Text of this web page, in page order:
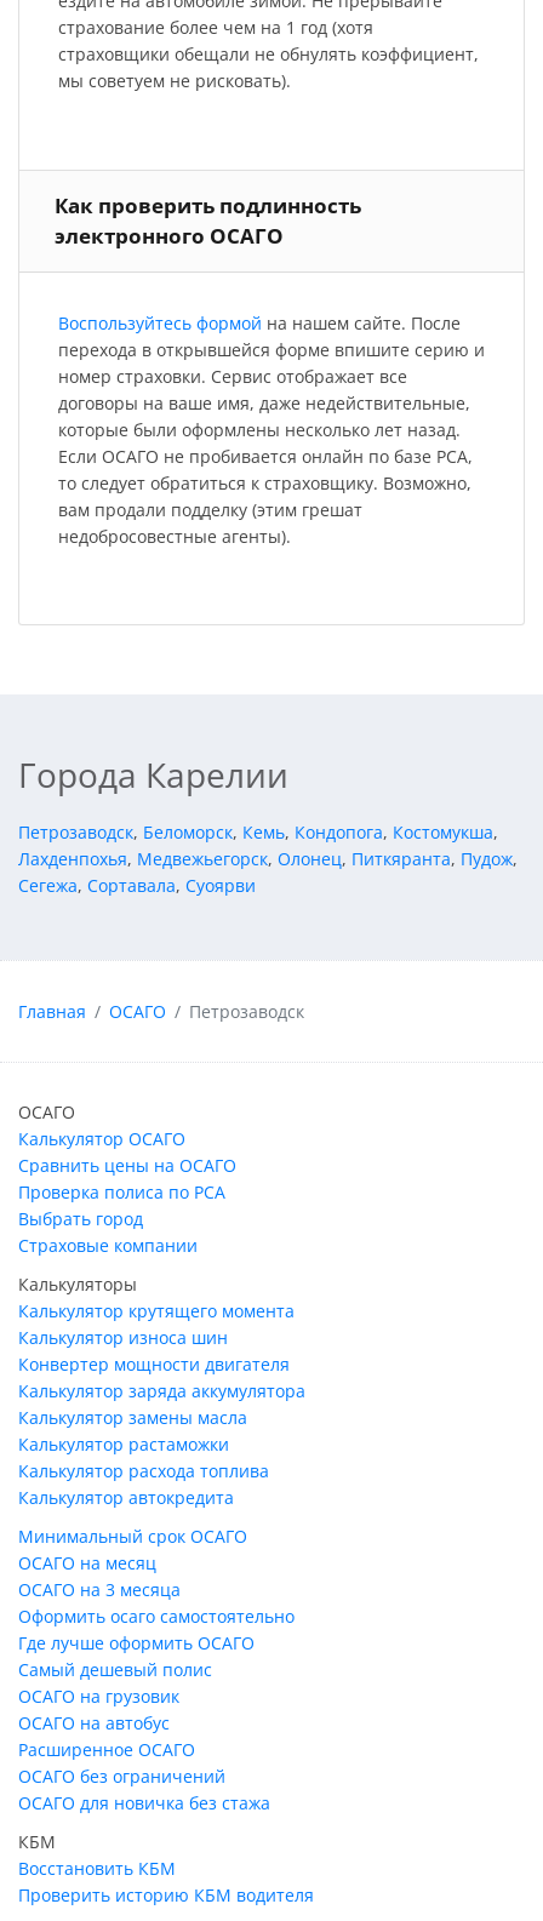
страхование более чем на 1 год (хотя
страховщики обещали не обнулять коэффициент,
мы советуем не рисковать).
Как проверить подлинность
электронного ОСАГО
Воспользуйтесь формой на нашем сайте. После
перехода в открывшейся форме впишите серию и
номер страховки. Сервис отображает все
договоры на ваше имя, даже недействительные,
которые были оформлены несколько лет назад.
Если ОСАГО не пробивается онлайн по базе РСА,
то следует обратиться к страховщику. Возможно,
вам продали подделку (этим грешат
недобросовестные агенты).
Города Карелии
Петрозаводск, Беломорск, Кемь, Кондопога, Костомукша,
Лахденпохья, Медвежьегорск, Олонец, Питкяранта, Пудож,
Сегежа, Сортавала, Суоярви
Главная ОСАГО Петрозаводск
ОСАГО
Калькулятор ОСАГО
Сравнить цены на ОСАГО
Проверка полиса по РСА
Выбрать город
Страховые компании
Калькуляторы
Калькулятор крутящего момента
Калькулятор износа шин
Конвертер мощности двигателя
Калькулятор заряда аккумулятора
Калькулятор замены масла
Калькулятор растаможки
Калькулятор расхода топлива
Калькулятор автокредита
Минимальный срок ОСАГО
ОСАГО на месяц
ОСАГО на 3 месяца
Оформить осаго самостоятельно
Где лучше оформить ОСАГО
Самый дешевый полис
ОСАГО на грузовик
ОСАГО на автобус
Расширенное ОСАГО
ОСАГО без ограничений
ОСАГО для новичка без стажа
КБМ
Восстановить КБМ
Проверить историю КБМ водителя